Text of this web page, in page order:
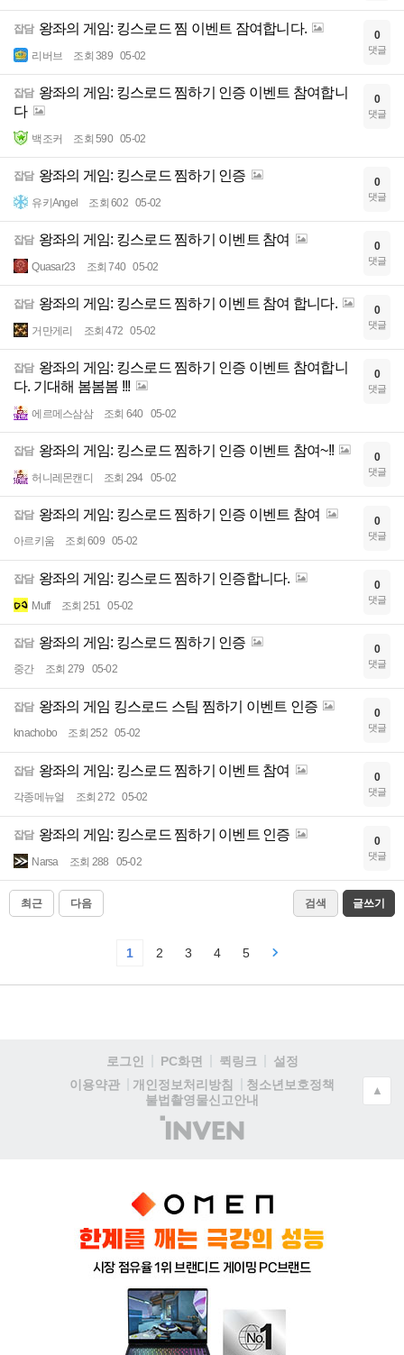
잡담 왕좌의 게임: 킹스로드 찜 이벤트 잠여합니다.
리버브 조회 389 05-02
0
댓글
잡담 왕좌의 게임: 킹스로드 찜하기 인증 이벤트 참여합니
다
백조커 조회 590 05-02
0
댓글
잡담 왕좌의 게임: 킹스로드 찜하기 인증
유키Angel 조회 602 05-02
0
댓글
잡담 왕좌의 게임: 킹스로드 찜하기 이벤트 참여
Quasar23 조회 740 05-02
0
댓글
잡담 왕좌의 게임: 킹스로드 찜하기 이벤트 참여 합니다.
거만게리 조회 472 05-02
0
댓글
잡담 왕좌의 게임: 킹스로드 찜하기 인증 이벤트 참여합니
다. 기대해 봄봄봄 !!!
에르메스삼삼 조회 640 05-02
0
댓글
잡담 왕좌의 게임: 킹스로드 찜하기 인증 이벤트 참여~!!
허니레몬캔디 조회 294 05-02
0
댓글
잡담 왕좌의 게임: 킹스로드 찜하기 인증 이벤트 참여
아르키움 조회 609 05-02
0
댓글
잡담 왕좌의 게임: 킹스로드 찜하기 인증합니다.
Muff 조회 251 05-02
0
댓글
잡담 왕좌의 게임: 킹스로드 찜하기 인증
중간 조회 279 05-02
0
댓글
잡담 왕좌의 게임 킹스로드 스팀 찜하기 이벤트 인증
knachobo 조회 252 05-02
0
댓글
잡담 왕좌의 게임: 킹스로드 찜하기 이벤트 참여
각종메뉴얼 조회 272 05-02
0
댓글
잡담 왕좌의 게임: 킹스로드 찜하기 이벤트 인증
Narsa 조회 288 05-02
0
댓글
최근 다음 검색 글쓰기
1 2 3 4 5
로그인 PC화면 퀵링크
설정
이용약관
개인정보처리방침
청소년보호정책
불법촬영물신고안내
(주)
인
▲